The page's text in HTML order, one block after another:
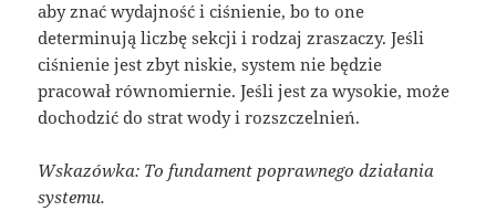
aby znać wydajność i ciśnienie, bo to one
determinują liczbę sekcji i rodzaj zraszaczy. Jeśli
ciśnienie jest zbyt niskie, system nie będzie
pracował równomiernie. Jeśli jest za wysokie, może
dochodzić do strat wody i rozszczelnień.
Wskazówka: To fundament poprawnego działania
systemu.